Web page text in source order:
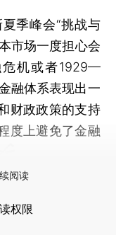
季峰会“挑战与
市场一度担心会
机或者1929—
融体系表现出一
财政政策的支持
度上避免了金融
阅读
权限